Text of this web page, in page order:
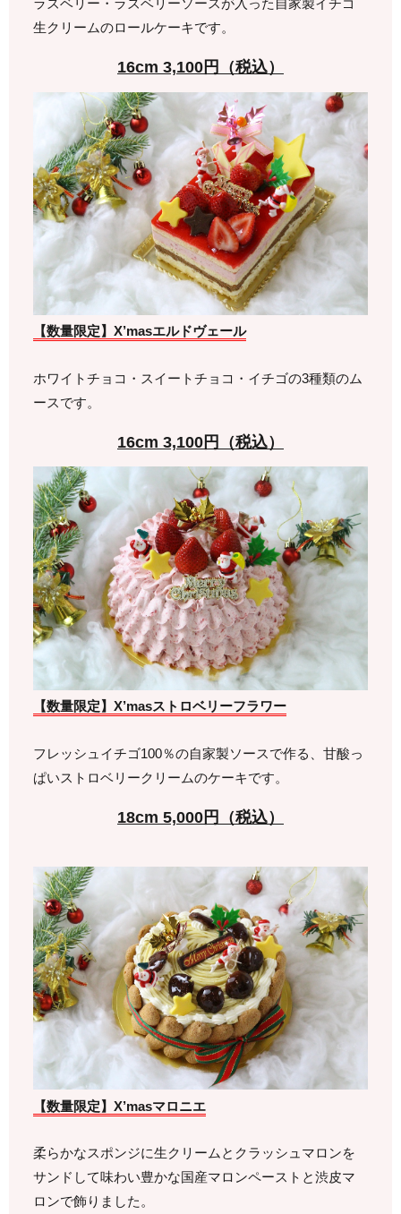
ラズベリー・ラズベリーソースが入った自家製イチゴ
生クリームのロールケーキです。
16cm 3,100円（税込）
【数量限定】X’masエルドヴェール
ホワイトチョコ・スイートチョコ・イチゴの3種類のム
ースです。
16cm 3,100円（税込）
【数量限定】X’masストロベリーフラワー
フレッシュイチゴ100％の自家製ソースで作る、甘酸っ
ぱいストロベリークリームのケーキです。
18cm 5,000円（税込）
【数量限定】X’masマロニエ
柔らかなスポンジに生クリームとクラッシュマロンを
サンドして味わい豊かな国産マロンペーストと渋皮マ
ロンで飾りました。